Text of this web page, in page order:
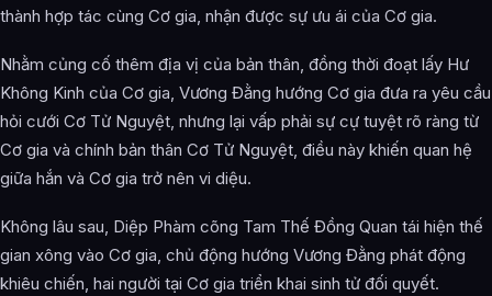
thành hợp tác cùng Cơ gia, nhận được sự ưu ái của Cơ gia.
Nhằm củng cố thêm địa vị của bản thân, đồng thời đoạt lấy Hư
Không Kinh của Cơ gia, Vương Đằng hướng Cơ gia đưa ra yêu cầu
hỏi cưới Cơ Tử Nguyệt, nhưng lại vấp phải sự cự tuyệt rõ ràng từ
Cơ gia và chính bản thân Cơ Tử Nguyệt, điều này khiến quan hệ
giữa hắn và Cơ gia trở nên vi diệu.
Không lâu sau, Diệp Phàm cõng Tam Thế Đồng Quan tái hiện thế
gian xông vào Cơ gia, chủ động hướng Vương Đằng phát động
khiêu chiến, hai người tại Cơ gia triển khai sinh tử đối quyết.